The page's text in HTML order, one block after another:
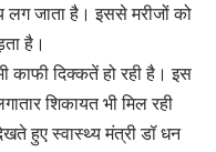
जाता है। इससे मरीजों को
है।
काफी दिक्कतें हो रही है। इस
शिकायत भी मिल रही
हुए स्वास्थ्य मंत्री डॉ धन